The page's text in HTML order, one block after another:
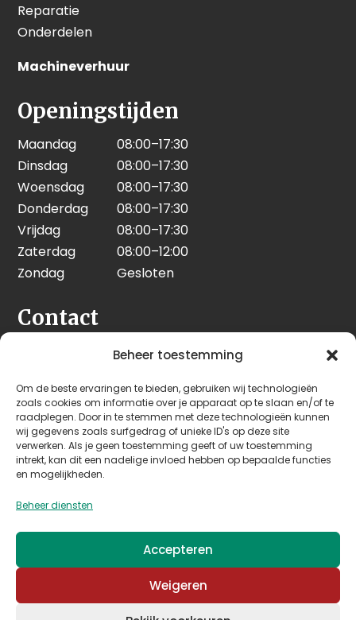
Beheer toestemming
Om de beste ervaringen te bieden, gebruiken wij technologieën
zoals cookies om informatie over je apparaat op te slaan en/of te
raadplegen. Door in te stemmen met deze technologieën kunnen
wij gegevens zoals surfgedrag of unieke ID's op deze site
verwerken. Als je geen toestemming geeft of uw toestemming
intrekt, kan dit een nadelige invloed hebben op bepaalde functies
en mogelijkheden.
Beheer diensten
Accepteren
Weigeren
Reparatie
Onderdelen
Machineverhuur
Openingstijden
Maandag
08:00–17:30
Dinsdag
08:00–17:30
Woensdag
08:00–17:30
Donderdag
08:00–17:30
Vrijdag
08:00–17:30
Zaterdag
08:00–12:00
Zondag
Gesloten
Contact
Seeleman & Hoogendoorn
3628 GD Kockengen
Nederland
+31 (0)346 242 114
info@seehoo.nl
© 2026 Seeleman & Hoogendoorn - Mede mogelijk
gemaakt doorArimpex B.V.